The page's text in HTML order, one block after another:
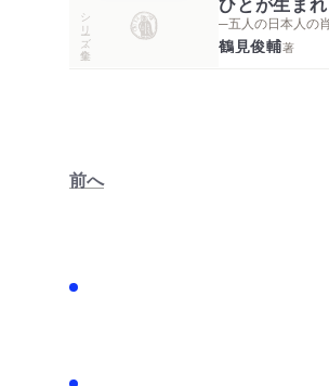
シリーズ・全集 ─五人の日本人の
鶴見俊輔著
前へ